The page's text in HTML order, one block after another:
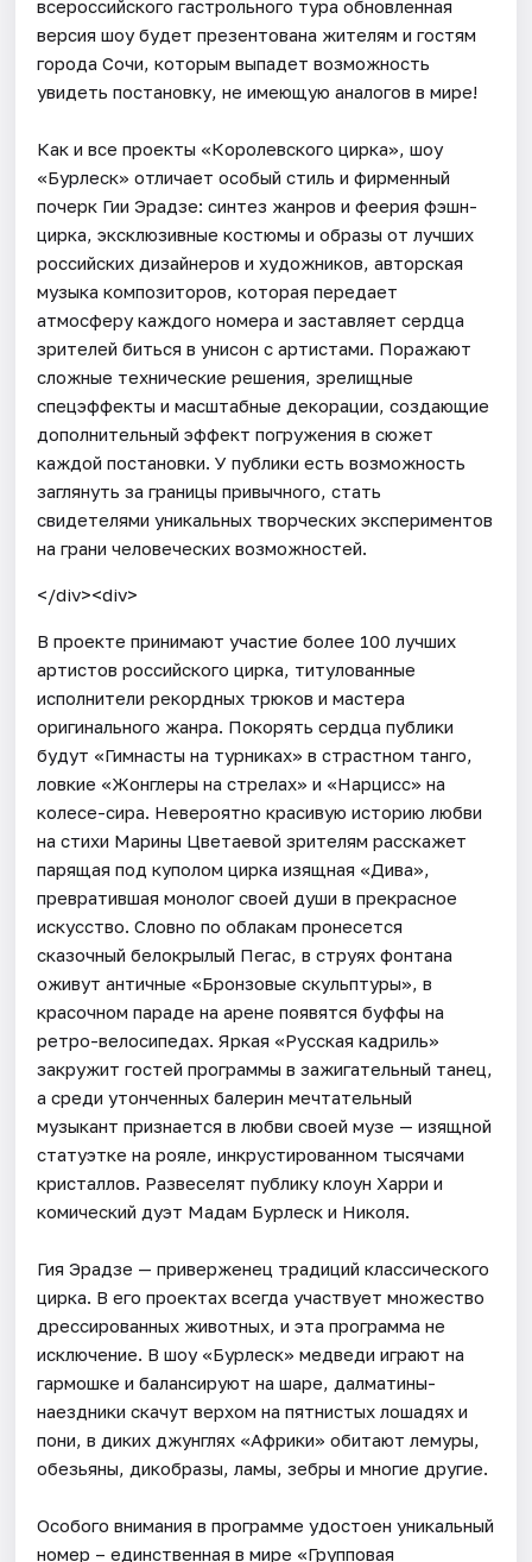
всероссийского гастрольного тура обновленная
версия шоу будет презентована жителям и гостям
города Сочи, которым выпадет возможность
увидеть постановку, не имеющую аналогов в мире!
Как и все проекты «Королевского цирка», шоу
«Бурлеск» отличает особый стиль и фирменный
почерк Гии Эрадзе: синтез жанров и феерия фэшн-
цирка, эксклюзивные костюмы и образы от лучших
российских дизайнеров и художников, авторская
музыка композиторов, которая передает
атмосферу каждого номера и заставляет сердца
зрителей биться в унисон с артистами. Поражают
сложные технические решения, зрелищные
спецэффекты и масштабные декорации, создающие
дополнительный эффект погружения в сюжет
каждой постановки. У публики есть возможность
заглянуть за границы привычного, стать
свидетелями уникальных творческих экспериментов
на грани человеческих возможностей.
</div><div>
В проекте принимают участие более 100 лучших
артистов российского цирка, титулованные
исполнители рекордных трюков и мастера
оригинального жанра. Покорять сердца публики
будут «Гимнасты на турниках» в страстном танго,
ловкие «Жонглеры на стрелах» и «Нарцисс» на
колесе-сира. Невероятно красивую историю любви
на стихи Марины Цветаевой зрителям расскажет
парящая под куполом цирка изящная «Дива»,
превратившая монолог своей души в прекрасное
искусство. Словно по облакам пронесется
сказочный белокрылый Пегас, в струях фонтана
оживут античные «Бронзовые скульптуры», в
красочном параде на арене появятся буффы на
ретро-велосипедах. Яркая «Русская кадриль»
закружит гостей программы в зажигательный танец,
а среди утонченных балерин мечтательный
музыкант признается в любви своей музе — изящной
статуэтке на рояле, инкрустированном тысячами
кристаллов. Развеселят публику клоун Харри и
комический дуэт Мадам Бурлеск и Николя.
Гия Эрадзе — приверженец традиций классического
цирка. В его проектах всегда участвует множество
дрессированных животных, и эта программа не
исключение. В шоу «Бурлеск» медведи играют на
гармошке и балансируют на шаре, далматины-
наездники скачут верхом на пятнистых лошадях и
пони, в диких джунглях «Африки» обитают лемуры,
обезьяны, дикобразы, ламы, зебры и многие другие.
Особого внимания в программе удостоен уникальный
номер – единственная в мире «Групповая